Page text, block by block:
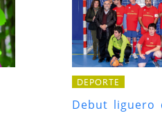
DEPORTE
Debut liguero